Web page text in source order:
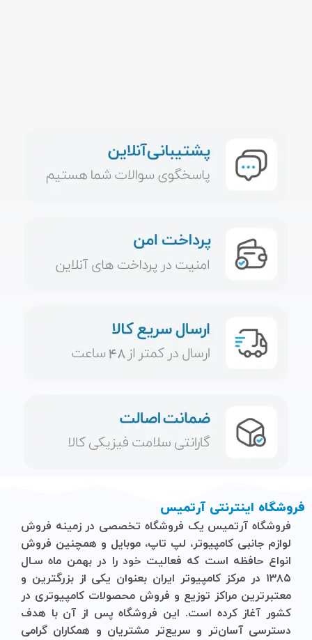
فروشگاه اینترنتی آرتمیس
فروشگاه آرتمیس یک فروشگاه تخصصی در زمینه فروش
لوازم جانبی کامپیوتر، لپ تاپ، موبایل و ‌همچنین فروش
انواع حافظه است که فعالیت خود را در بهمن ماه سـال
۱۳۸۵ در مرکز کامپیوتر ایران بعنوان یکی از بزرگترین و
معتبرترین مراکز توزیع و فروش محصولات کامپیوتری در
کشور آغاز کرده است. این فروشگاه پس از آن با هدف
دسترسی آسان‌تر و سریع‌تر مشتریان و همکاران گرامی